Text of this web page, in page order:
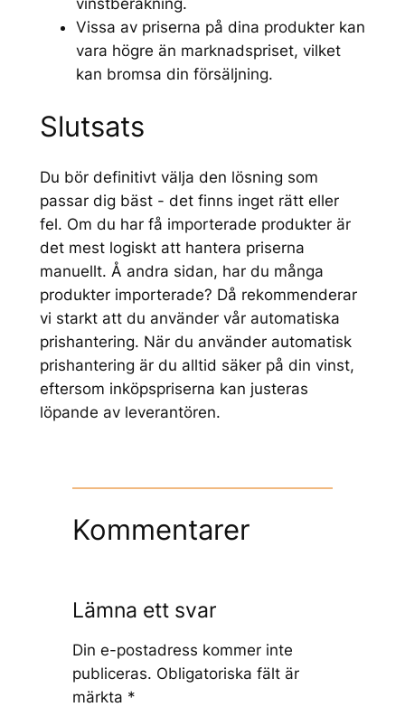
vinstberäkning.
Vissa av priserna på dina produkter kan
vara högre än marknadspriset, vilket
kan bromsa din försäljning.
Slutsats
Du bör definitivt välja den lösning som
passar dig bäst - det finns inget rätt eller
fel. Om du har få importerade produkter är
det mest logiskt att hantera priserna
manuellt. Å andra sidan, har du många
produkter importerade? Då rekommenderar
vi starkt att du använder vår automatiska
prishantering. När du använder automatisk
prishantering är du alltid säker på din vinst,
eftersom inköpspriserna kan justeras
löpande av leverantören.
Kommentarer
Lämna ett svar
Din e-postadress kommer inte
publiceras. Obligatoriska fält är
märkta *